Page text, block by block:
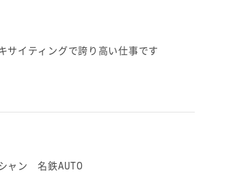
イティングで誇り高い仕事です
ャン 名鉄AUTO